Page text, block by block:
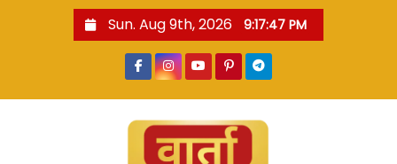
Sun. Aug 9th, 2026 9:17:48 PM